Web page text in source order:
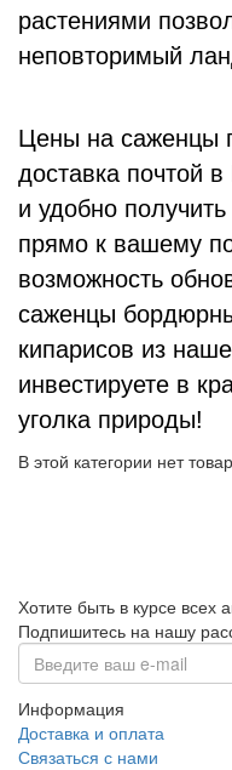
растениями
неповторимый
Цены на саженцы
доставка почтой
и удобно
прямо к вашему
возможность
саженцы
кипарисов из
инвестируете в
уголка природы!
В этой категории нет
Хотите быть в курсе всех
Подпишитесь на нашу
Информация
Доставка и оплата
Связаться с нами